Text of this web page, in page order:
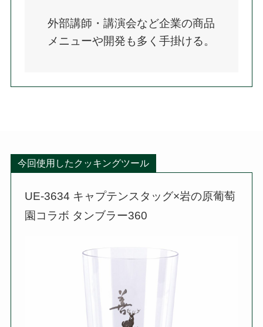
外部講師・講演会など企業の商品
メニューや開発も多く手掛ける。
今回使用したクッキングツール
UE-3634 キャプテンスタッグ×岩の原葡萄
園コラボ タンブラー360